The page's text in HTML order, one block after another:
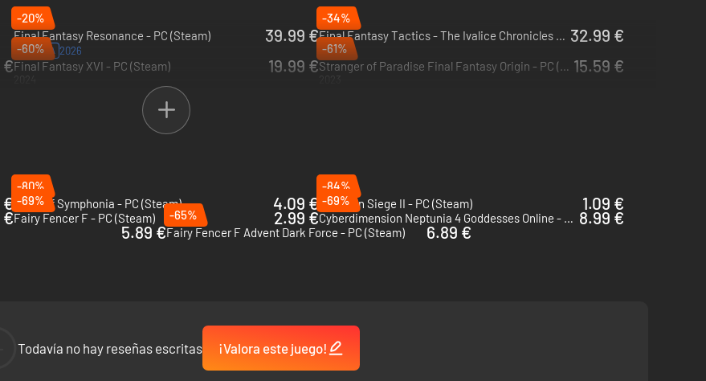
-20%
Final Fantasy Resonance - PC (Steam)
RESERVA 2026
39.99 €
-34%
Final Fantasy Tactics - The Ivalice Chronicles - PC (Steam)
2025
32.99 €
€
-60%
Final Fantasy XVI - PC (Steam)
19.99 €
-61%
Stranger of Paradise Final Fantasy Origin - PC (Steam) 15.59 €
-80%
Tales of Symphonia - PC (Steam)
4.09 €
-84%
Dungeon Siege II - PC (Steam)
1.09 €
€
-69%
Fairy Fencer F - PC (Steam)
2.99 €
-69%
Cyberdimension Neptunia 4 Goddesses Online - PC (Steam) 8.99 €
5.89 €
-65%
Fairy Fencer F Advent Dark Force - PC (Steam)
6.89 €
Todavía no hay reseñas escritas ¡Valora este juego!